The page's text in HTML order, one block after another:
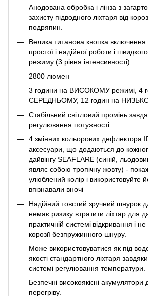
Анодована обробка і лінза з
захисту підводного ліхтаря від
подряпин.
Велика титанова кнопка
простої і надійної роботи і
режиму (3 рівня інтенсивності)
2800 люмен
3 години на ВИСОКОМУ режимі, 4
СЕРЕДНЬОМУ, 12 годин на
Стабільний світловий промінь
регулювання потужності.
4 змінних кольорових дефлектора
аксесуари, що додаються до
дайвінгу SEAFLARE (синій,
являє собою тропічну жовту) -
улюблений колір і використовуйте
впізнавали вночі
Надійний товстий зручний шнурок
немає ризику втратити ліхтар для
практичній системі відкривання і
корозії безпружинного шнуру.
Може використовуватися як під
якості стандартного ліхтаря
системі регулювання температури.
Безпечні високоякісні акумулятори
перегріву.